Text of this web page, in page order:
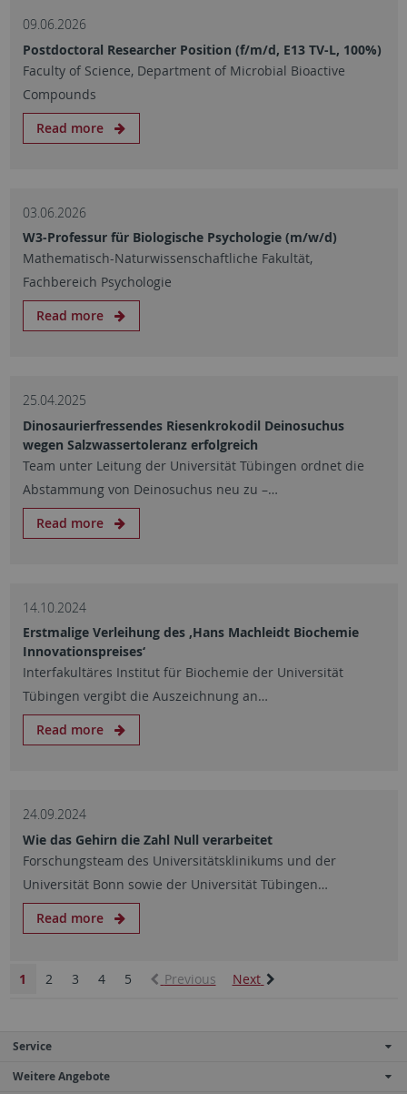
09.06.2026
Postdoctoral Researcher Position (f/m/d, E13 TV-L, 100%)
Faculty of Science, Department of Microbial Bioactive
Compounds
Read more
03.06.2026
W3-Professur für Biologische Psychologie (m/w/d)
Mathematisch-Naturwissenschaftliche Fakultät,
Fachbereich Psychologie
Read more
25.04.2025
Dinosaurierfressendes Riesenkrokodil Deinosuchus
wegen Salzwassertoleranz erfolgreich
Team unter Leitung der Universität Tübingen ordnet die
Abstammung von Deinosuchus neu zu –…
Read more
14.10.2024
Erstmalige Verleihung des ‚Hans Machleidt Biochemie
Innovationspreises‘
Interfakultäres Institut für Biochemie der Universität
Tübingen vergibt die Auszeichnung an…
Read more
24.09.2024
Wie das Gehirn die Zahl Null verarbeitet
Forschungsteam des Universitätsklinikums und der
Universität Bonn sowie der Universität Tübingen…
Read more
Previous
1 2 3 4 5 Next
Service
Weitere Angebote